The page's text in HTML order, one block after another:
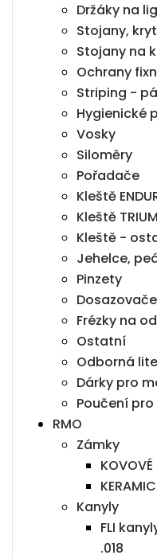
Držáky na
Stojany,
Stojany na
Ochrany
Striping -
Hygienické
Vosky
Siloměry
Pořadače
Kleště
Kleště
Kleště -
Jehelce,
Pinzety
Dosazovače
Frézky na
Ostatní
Odborná
Dárky pro
Poučení
RMO
Zámky
Kanyly
FLI
.018